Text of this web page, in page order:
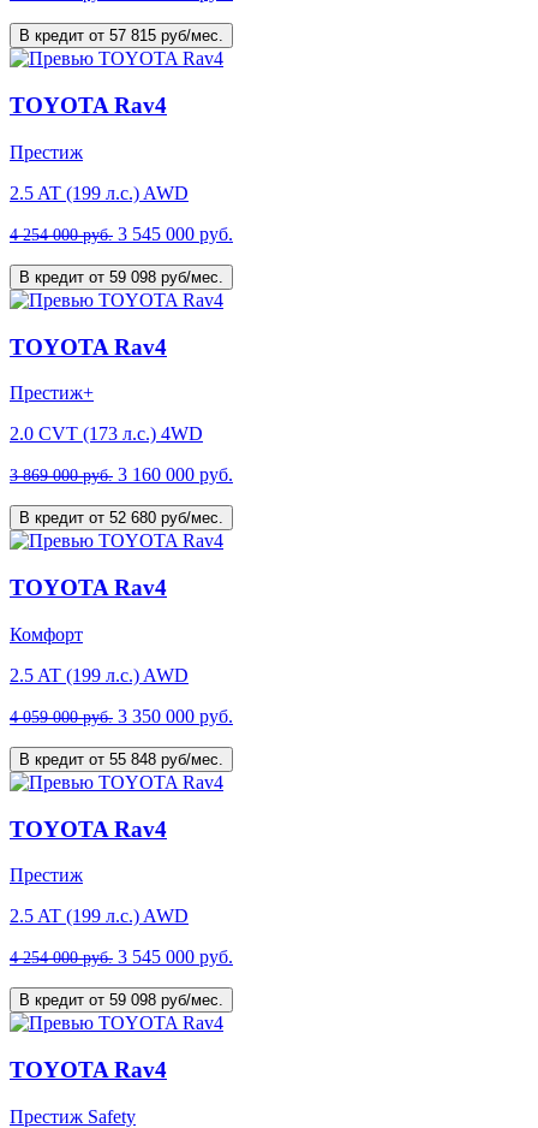
В кредит от 57 815 руб/мес.
TOYOTA Rav4
Престиж
2.5 AT (199 л.с.) AWD
4 254 000 руб. 3 545 000 руб.
В кредит от 59 098 руб/мес.
TOYOTA Rav4
Престиж+
2.0 CVT (173 л.с.) 4WD
3 869 000 руб. 3 160 000 руб.
В кредит от 52 680 руб/мес.
TOYOTA Rav4
Комфорт
2.5 AT (199 л.с.) AWD
4 059 000 руб. 3 350 000 руб.
В кредит от 55 848 руб/мес.
TOYOTA Rav4
Престиж
2.5 AT (199 л.с.) AWD
4 254 000 руб. 3 545 000 руб.
В кредит от 59 098 руб/мес.
TOYOTA Rav4
Престиж Safety